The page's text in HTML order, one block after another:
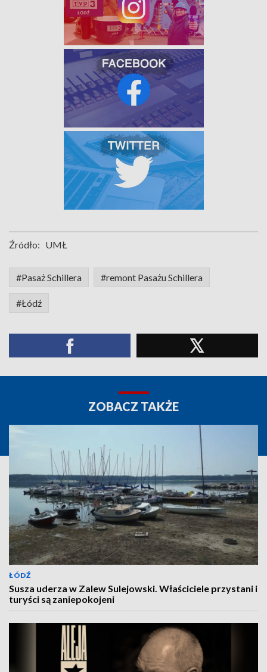
Źródło: UMŁ
#Pasaż Schillera #remont Pasażu Schillera
#Łódź
ZOBACZ TAKŻE
ŁÓDŹ
Susza uderza w Zalew Sulejowski. Właściciele przystani i
turyści są zaniepokojeni